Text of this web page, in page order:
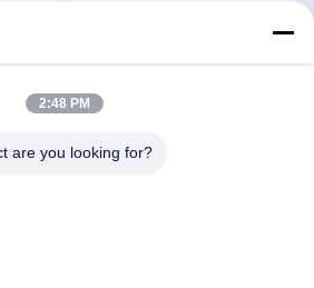
{var lib = new
'bn', function () {});}
2:48 PM
are you looking for?